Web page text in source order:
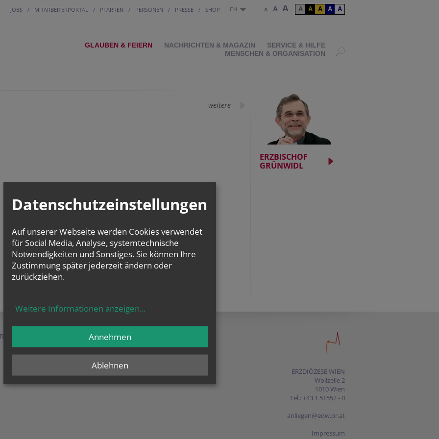
JOBS MITARBEITERPORTAL PFARREN PERSONEN PRESSE SHOP EN A A A A A A A A
GLAUBEN & FEIERN NACHRICHTEN & MAGAZIN
SERVICE & HILFE
MENSCHEN & ORGANISATION
weitere
ERZBISCHOF
GRÜNWIDL
&
ERZDIÖZESE WIEN
Wollzeile 2
1010 Wien
Tel.: +43 1 51552 - 0
anliegen@edw.or.at
Impressum
Datenschutzeinstellungen
Auf unserer Webseite werden Cookies verwendet
für Social Media, Analyse, systemtechnische
Notwendigkeiten und Sonstiges. Sie können Ihre
Zustimmung später jederzeit ändern oder
zurückziehen.
Weitere Informationen anzeigen...
Ablehnen
Annehmen